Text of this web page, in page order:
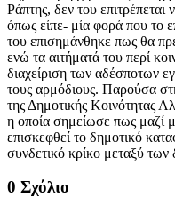
Ράπτης, δεν του
όπως είπε- μία φορά που το
του επισημάνθηκε πως θα
ενώ τα αιτήματά του περί
διαχείριση των αδέσποτων
τους αρμόδιους. Παρούσα
της Δημοτικής Κοινότητας
η οποία σημείωσε πως μαζί
επισκεφθεί το δημοτικό
συνδετικό κρίκο μεταξύ
0 Σχόλιο